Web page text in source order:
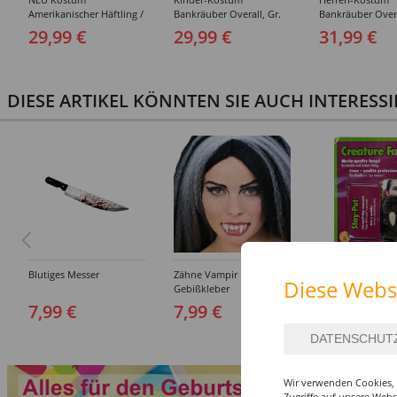
Amerikanischer Häftling /
Sträfling, Overall, Orange
- verschiedene Größen
29,99 €
Bankräuber Overall, Gr.
152-164
29,99 €
Bankräuber
190 cm
31,99 €
DIESE ARTIKEL KÖNNTEN SIE AUCH
Blutiges Messer
7,99 €
Zähne Vampir mit
Gebißkleber
7,99 €
Dental Qualität
Diese
Wir verwenden